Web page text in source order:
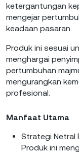
ketergantungan
mengejar
keadaan pasaran.
Produk ini sesuai
menghargai
pertumbuhan
mengurangkan
profesional.
Manfaat Utama
Strategi Netral
Produk ini